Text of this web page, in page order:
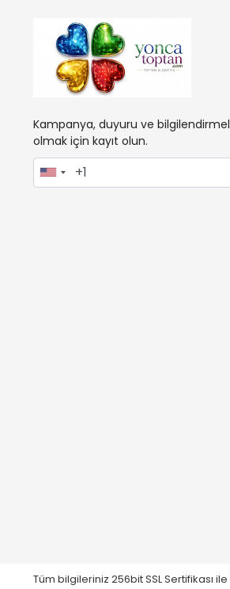
Kampanya, duyuru ve
olmak için kayıt olun.
Tüm bilgileriniz 256bit SSL Sertifikası